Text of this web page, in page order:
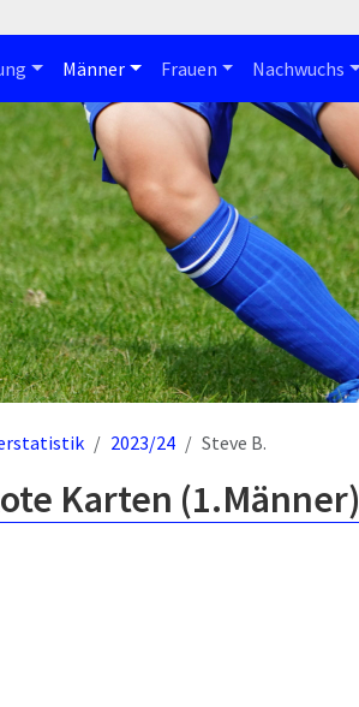
Männer Frauen Nachwuchs
2023/24 Steve B.
Karten (1.Männer)